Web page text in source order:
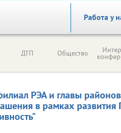
Работа у
ДТП Общество
РЭА и главы
в рамках развития